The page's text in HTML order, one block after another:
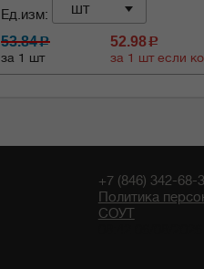
Ед.изм: шт
53.84c
за 1 шт
52.98c
за 1 шт если
+7 (846) 342-68-
Политика
СОУТ